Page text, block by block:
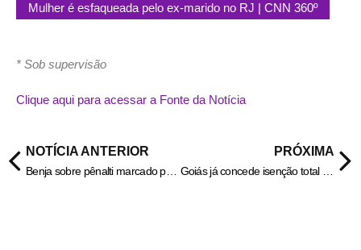
Mulher é esfaqueada pelo ex-marido no RJ | CNN 360º
* Sob supervisão
Clique aqui para acessar a Fonte da Notícia
NOTÍCIA ANTERIOR
Benja sobre pênalti marcado para o Palmeiras: “Não me surpreende“
PRÓXIMA
Goiás já concede isenção total ou parcial de ICMS para mais de 20 itens